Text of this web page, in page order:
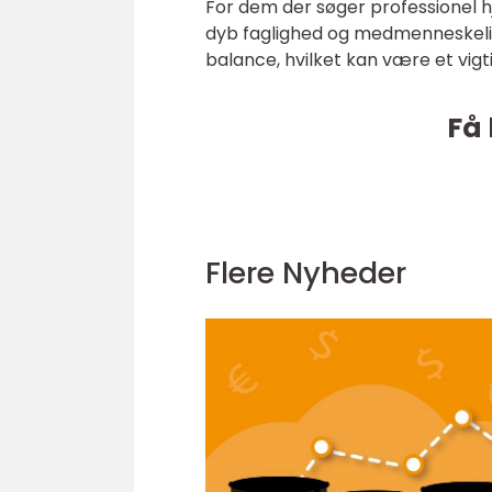
For dem der søger
dyb faglighed og
balance, hvilket kan være et
Flere Nyheder